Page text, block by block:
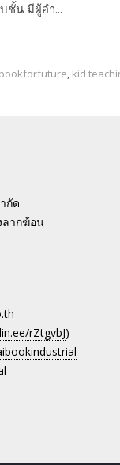
ชั้น มีผู้อำ...
bookforfuture, kid
กัด
ลากฆ้อน
rZtgvbJ)